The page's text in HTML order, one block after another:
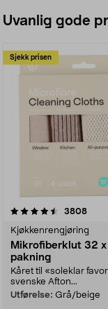
Uvanlig gode
Sjekk prisen
3808
Kjøkkenrengjøring
Mikrofiberklut 32 x
pakning
Kåret til «soleklar
svenske Afton...
Utførelse: Grå/beige
4.5av 5